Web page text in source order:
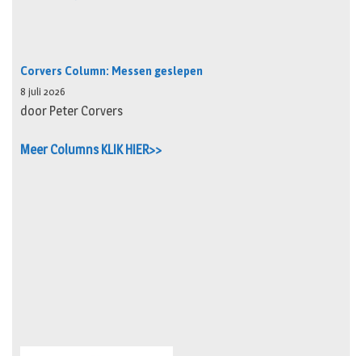
Corvers Column: Messen geslepen
8 juli 2026
door Peter Corvers
Meer Columns KLIK HIER>>